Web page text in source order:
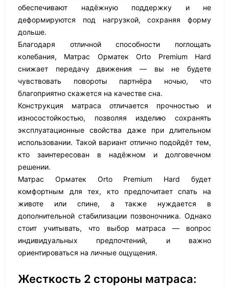
обеспечивают надёжную поддержку и не
деформируются под нагрузкой, сохраняя форму
дольше.
Благодаря отличной способности поглощать
колебания, Матрас Орматек Orto Premium Hard
снижает передачу движения — вы не будете
чувствовать повороты партнёра ночью, что
благоприятно скажется на качестве сна.
Конструкция матраса отличается прочностью и
износостойкостью, позволяя изделию сохранять
эксплуатационные свойства даже при длительном
использовании. Такой вариант отлично подойдёт тем,
кто заинтересован в надёжном и долговечном
решении.
Матрас Орматек Orto Premium Hard будет
комфортным для тех, кто предпочитает спать на
животе или спине, а также нуждается в
дополнительной стабилизации позвоночника. Однако
стоит учитывать, что выбор матраса — вопрос
индивидуальных предпочтений, и важно
ориентироваться на личные ощущения.
Жесткость 2 стороны матраса: